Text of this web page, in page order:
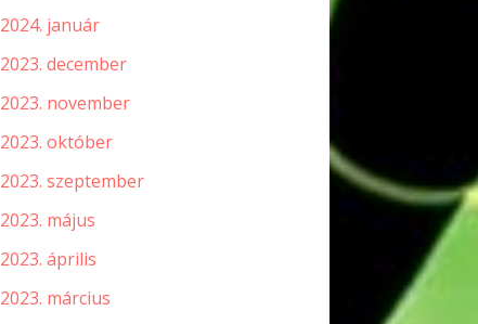
2024. január
2023. december
2023. november
2023. október
2023. szeptember
2023. május
2023. április
2023. március